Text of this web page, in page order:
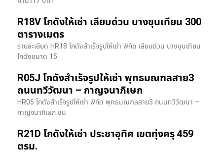
R18V โกดังให้เช่า เลียบด่วน บางขุนเทียน 300
ตารางเมตร
รายละเอียด HR18 โกดังสำเร็จรูปให้เช่า พิกัด เลียบด่วน​ บางขุนเทียน​
โกดังขนาด 15
R05J โกดังสำเร็จรูปให้เช่า พุทธมณฑลสาย3
ถนนทวีวัฒนา – กาญจนาภิเษก
HR05 โกดังสำเร็จรูปให้เช่า พิกัด พุทธมณฑลสาย3 ถนนทวีวัฒนา –
กาญจนาภิเษก ขน
R21D โกดังให้เช่า ประชาอุทิศ เขตทุ่งครุ 459
ตรม.